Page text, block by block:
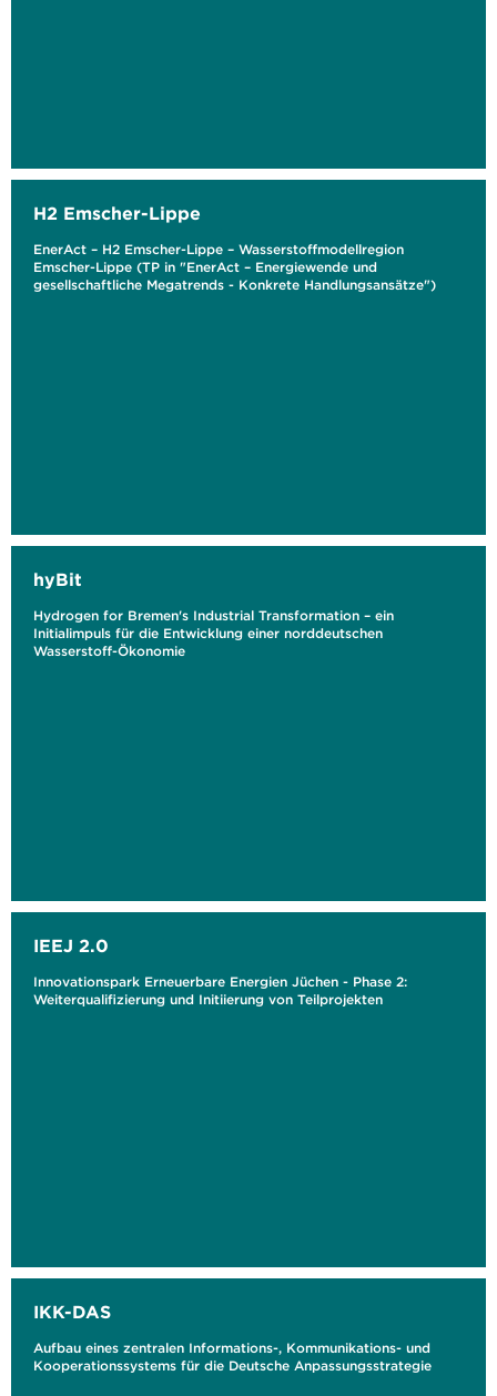
H2 Emscher-Lippe
EnerAct – H2 Emscher-Lippe – Wasserstoffmodellregion
Emscher-Lippe (TP in "EnerAct – Energiewende und
gesellschaftliche Megatrends - Konkrete Handlungsansätze")
hyBit
Hydrogen for Bremen's Industrial Transformation – ein
Initialimpuls für die Entwicklung einer norddeutschen
Wasserstoff-Ökonomie
IEEJ 2.0
Innovationspark Erneuerbare Energien Jüchen - Phase 2:
Weiterqualifizierung und Initiierung von Teilprojekten
IKK-DAS
Aufbau eines zentralen Informations-, Kommunikations- und
Kooperationssystems für die Deutsche Anpassungsstrategie